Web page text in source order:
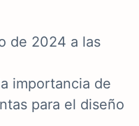
de 2024 a las
importancia de
para el diseño